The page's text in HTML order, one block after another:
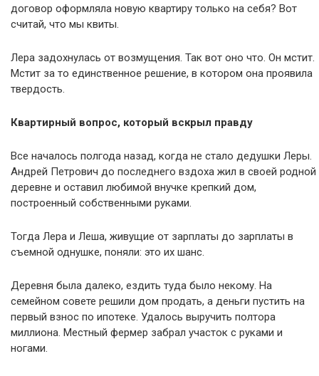
договор оформляла новую квартиру только на себя? Вот
считай, что мы квиты.
Лера задохнулась от возмущения. Так вот оно что. Он мстит.
Мстит за то единственное решение, в котором она проявила
твердость.
Квартирный вопрос, который вскрыл правду
Все началось полгода назад, когда не стало дедушки Леры.
Андрей Петрович до последнего вздоха жил в своей родной
деревне и оставил любимой внучке крепкий дом,
построенный собственными руками.
Тогда Лера и Леша, живущие от зарплаты до зарплаты в
съемной однушке, поняли: это их шанс.
Деревня была далеко, ездить туда было некому. На
семейном совете решили дом продать, а деньги пустить на
первый взнос по ипотеке. Удалось выручить полтора
миллиона. Местный фермер забрал участок с руками и
ногами.